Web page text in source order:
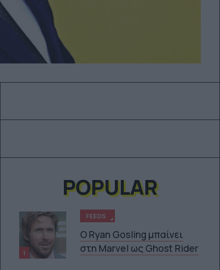
PARTY: ΦΈΤΟΣ ΌΛΑ ΑΛΛΆΖΟΥΝ!
POPULAR
1
FEEDS
Ο Ryan Gosling μπαίνει
στη Marvel ως Ghost Rider